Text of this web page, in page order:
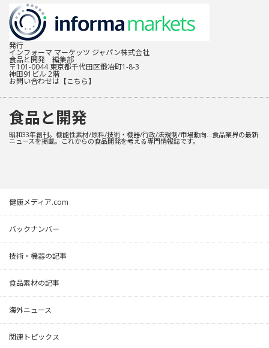
発行
インフォーマ マーケッツ ジャパン株式会社
食品と開発 編集部
〒101-0044 東京都千代田区鍛冶町1-8-3
神田91ビル 2階
お問い合わせは 【こちら】
食品と開発
昭和33年創刊。機能性素材/原料/技術・機器/行政/法規制/市場動向…食品業界の最新
ニュースを掲載。これからの食品開発を考える専門情報誌です。
健康メディア.com
バックナンバー
技術・機器の記事
食品素材の記事
海外ニュース
関連トピックス